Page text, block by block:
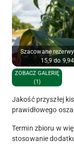
Szacowane
15,9 do
ZOBACZ GALERIĘ
(1)
Jakość przyszłej
prawidłowego
Termin zbioru w
stosowanie